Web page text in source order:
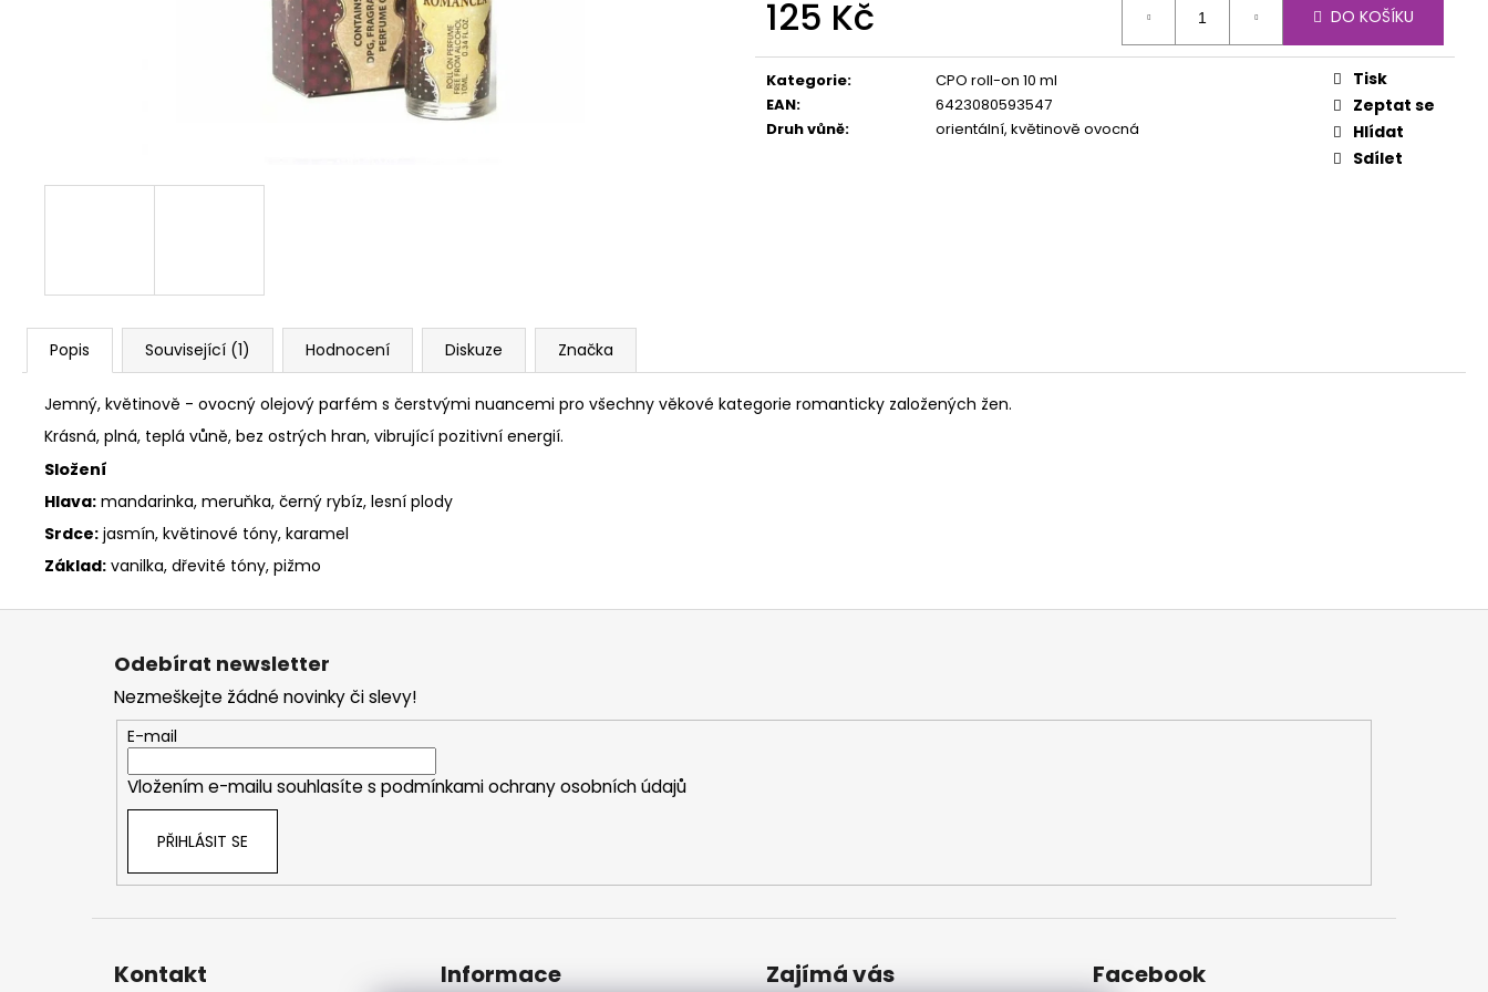
125 Kč
cena:
DO KOŠÍKU
Kategorie:
CPO roll-on 10 ml
EAN:
6423080593547
Druh vůně: orientální, květinově ovocná
Tisk
Zeptat se
Hlídat
Sdílet
Popis Související (1) Hodnocení Diskuze Značka
Jemný, květinově - ovocný olejový parfém s čerstvými nuancemi pro všechny věkové kategorie romanticky založených žen.
Krásná, plná, teplá vůně, bez ostrých hran, vibrující pozitivní energií.
Složení
Hlava: mandarinka, meruňka, černý rybíz, lesní plody
Srdce: jasmín, květinové tóny, karamel
Základ: vanilka, dřevité tóny, pižmo
Z
Odebírat newsletter
Nezmeškejte žádné novinky či slevy!
E-mail
Vložením e-mailu souhlasíte s podmínkami ochrany osobních údajů
PŘIHLÁSIT SE
Kontakt Informace Zajímá vás Facebook